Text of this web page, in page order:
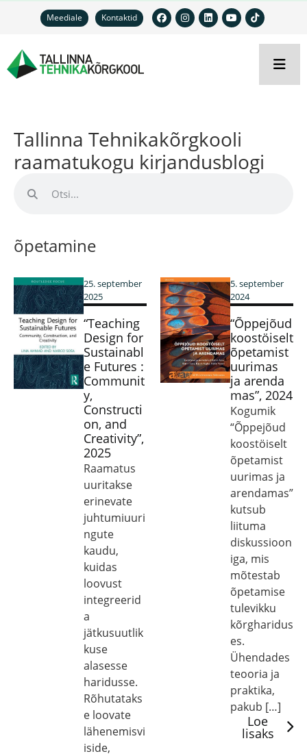
Meediale Kontaktid
Tallinna Tehnikakõrgkooli
raamatukogu kirjandusblogi
õpetamine
25. september
2025
“Teaching
Design for
Sustainabl
e Futures :
Communit
y,
Constructi
on, and
Creativity”,
2025
Raamatus
uuritakse
erinevate
juhtumiuuri
ngute
kaudu,
kuidas
loovust
integreerid
a
jätkusuutlik
kuse
alasesse
haridusse.
Rõhutataks
e loovate
lähenemisvi
iside,
5. september
2024
“Õppejõud
koostöiselt
õpetamist
uurimas
ja arenda
mas”, 2024
Kogumik
“Õppejõud
koostöiselt
õpetamist
uurimas ja
arendamas”
kutsub
liituma
diskussioon
iga, mis
mõtestab
õpetamise
tulevikku
kõrgharidus
es.
Ühendades
teooria ja
praktika,
pakub […]
Loe
lisaks